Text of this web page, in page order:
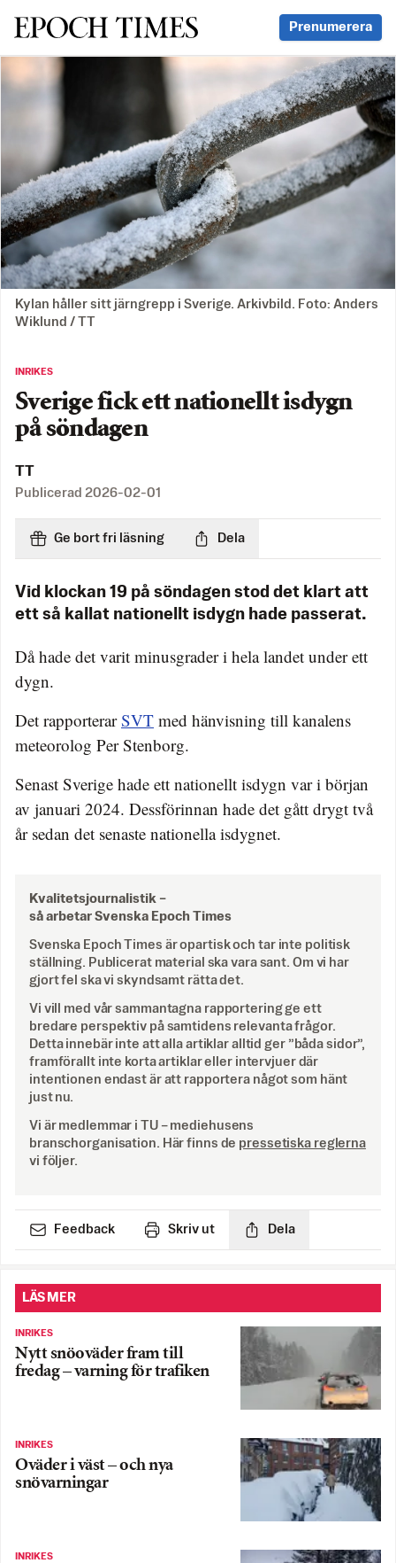
Svenska Epoch Times Prenumerera
Kylan håller sitt järngrepp i Sverige. Arkivbild. Foto: Anders
Wiklund / TT
INRIKES
Sverige fick ett nationellt isdygn
på söndagen
TT
Publicerad 2026-02-01
Ge bort fri läsning Dela
Vid klockan 19 på söndagen stod det klart att
ett så kallat nationellt isdygn hade passerat.
Då hade det varit minusgrader i hela landet under ett
dygn.
Det rapporterarSVT med hänvisning till kanalens
meteorolog Per Stenborg.
Senast Sverige hade ett nationellt isdygn var i början
av januari 2024. Dessförinnan hade det gått drygt två
år sedan det senaste nationella isdygnet.
Kvalitetsjournalistik –
så arbetar Svenska Epoch Times
Svenska Epoch Times är opartisk och tar inte politisk
ställning. Publicerat material ska vara sant. Om vi har
gjort fel ska vi skyndsamt rätta det.
Vi vill med vår sammantagna rapportering ge ett
bredare perspektiv på samtidens relevanta frågor.
Detta innebär inte att alla artiklar alltid ger ”båda sidor”,
framförallt inte korta artiklar eller intervjuer där
intentionen endast är att rapportera något som hänt
just nu.
Vi är medlemmar i TU – mediehusens
branschorganisation. Här finns de pressetiska reglerna
vi följer.
Feedback Skriv ut Dela
LÄS MER
INRIKES
Nytt snöoväder fram till
fredag – varning för trafiken
INRIKES
Oväder i väst – och nya
snövarningar
INRIKES